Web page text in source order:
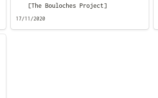
[The Bouloches Project]
17/11/2020